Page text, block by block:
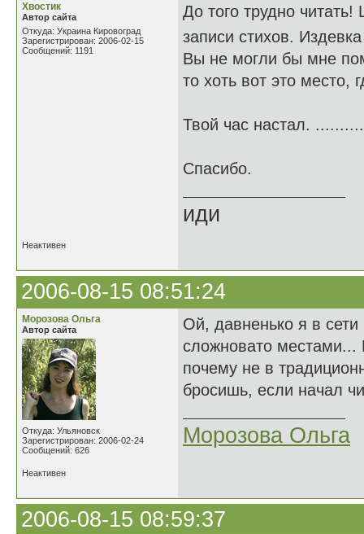
Хвостик
Автор сайта
Откуда: Украина Кировоград
Зарегистрирован: 2006-02-15
Сообщений: 1191
До того трудно
записи стихов.
Вы не могли бы мне
то хоть вот это место,
Твой час настал.
Спасибо.
иди
Неактивен
2006-08-15 08:51:24
Морозова Ольга
Автор сайта
Откуда: Ульяновск
Зарегистрирован: 2006-02-24
Сообщений: 626
Ой, давненько я в
сложновато местами...
почему не в
бросишь, если начал
Морозова Ольга
Неактивен
2006-08-15 08:59:37